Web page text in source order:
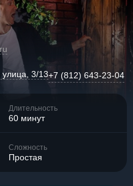
улица, 3/13+7 (812) 643-23-04
Длительность
60 минут
Сложность
Простая